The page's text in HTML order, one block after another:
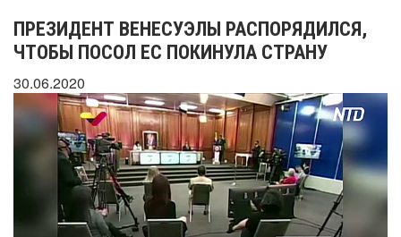
ПРЕЗИДЕНТ ВЕНЕСУЭЛЫ РАСПОРЯДИЛСЯ,
ЧТОБЫ ПОСОЛ ЕС ПОКИНУЛА СТРАНУ
30.06.2020